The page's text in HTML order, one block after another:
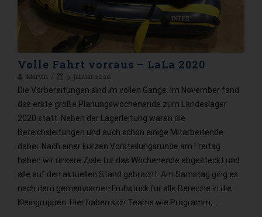
Volle Fahrt vorraus – LaLa 2020
Marvin 9. Januar 2020
Die Vorbereitungen sind im vollen Gange. Im November fand
das erste große Planungswochenende zum Landeslager
2020 statt. Neben der Lagerleitung waren die
Bereichsleitungen und auch schon einige Mitarbeitende
dabei. Nach einer kurzen Vorstellungsrunde am Freitag
haben wir unsere Ziele für das Wochenende abgesteckt und
alle auf den aktuellen Stand gebracht. Am Samstag ging es
nach dem gemeinsamen Frühstück für alle Bereiche in die
Kleingruppen. Hier haben sich Teams wie Programm,…